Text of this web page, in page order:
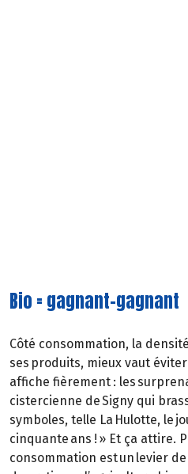
Bio = gagnant-gagnant
Côté consommation, la
ses produits, mieux vaut
affiche fièrement : les
cistercienne de Signy qui
symboles, telle La Hulotte, le
cinquante ans ! » Et ça attire.
consommation est un levier